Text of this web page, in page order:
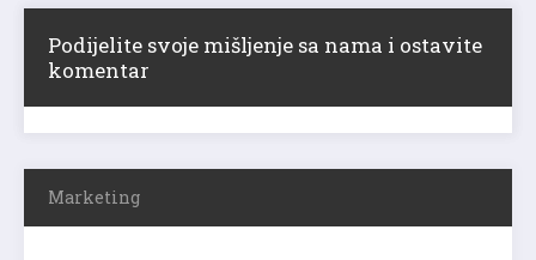
Podijelite svoje mišljenje sa nama i ostavite
komentar
Marketing